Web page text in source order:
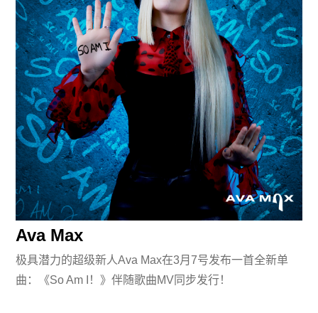
Ava Max
极具潜力的超级新人Ava Max在3月7号发布一首全新单
曲：《So Am I！》伴随歌曲MV同步发行！